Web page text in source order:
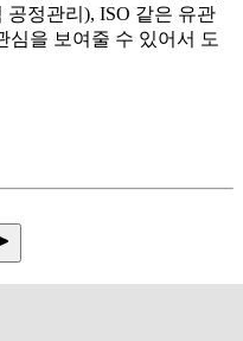
공정관리), ISO 같은 유관
심을 보여줄 수 있어서 도